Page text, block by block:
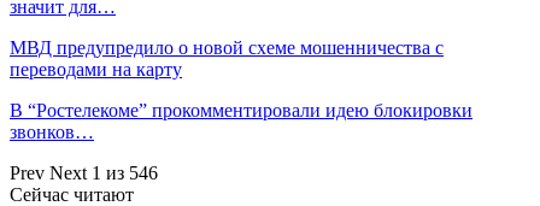
значит для…
МВД предупредило о новой схеме мошенничества с
переводами на карту
В “Ростелекоме” прокомментировали идею блокировки
звонков…
Prev Next 1 из 546
Сейчас читают